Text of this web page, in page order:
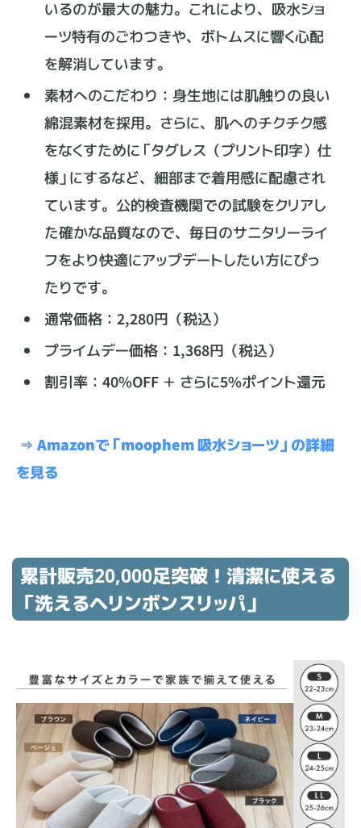
いるのが最大の魅力。これにより、吸水ショ
ーツ特有のごわつきや、ボトムスに響く心配
を解消しています。
素材へのこだわり：身生地には肌触りの良い
綿混素材を採用。さらに、肌へのチクチク感
をなくすために「タグレス（プリント印字）仕
様」にするなど、細部まで着用感に配慮され
ています。公的検査機関での試験をクリアし
た確かな品質なので、毎日のサニタリーライ
フをより快適にアップデートしたい方にぴっ
たりです。
通常価格：2,280円（税込）
プライムデー価格：1,368円（税込）
割引率：40%OFF ＋ さらに5%ポイント還元
⇒ Amazonで「moophem 吸水ショーツ」の詳細
を見る
累計販売20,000足突破！清潔に使える
「洗えるヘリンボンスリッパ」